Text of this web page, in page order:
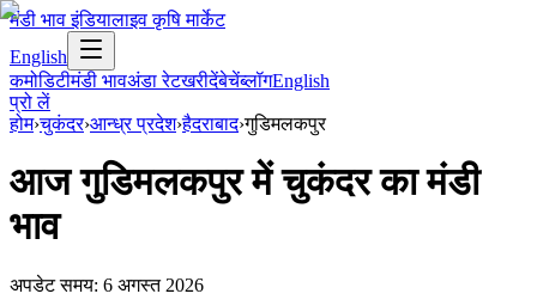
मंडी भाव इंडियालाइव कृषि मार्केट
English
कमोडिटीमंडी भावअंडा रेटखरीदेंबेचेंब्लॉगEnglish
प्रो लें
होम›चुकंदर›आन्ध्र प्रदेश›हैदराबाद›गुडिमलकपुर
आजगुडिमलकपुरमेंचुकंदरका मंडी
भाव
अपडेट समय: 6 अगस्त 2026